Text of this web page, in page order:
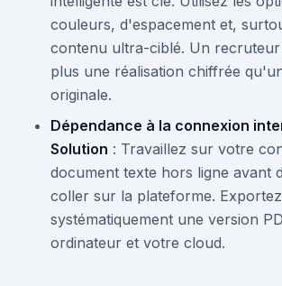
couleurs, d'espacement et,
contenu ultra-ciblé. Un
plus une réalisation chiffrée
originale.
Dépendance à la connexion
Solution : Travaillez sur votre
document texte hors ligne avant
coller sur la plateforme. Exportez
systématiquement une version
ordinateur et votre cloud.